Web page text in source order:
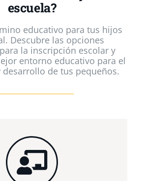
escuela?
educativo para tus hijos
Descubre las opciones
la inscripción escolar y
entorno educativo para el
de tus pequeños.